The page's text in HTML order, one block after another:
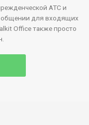
АТС и
общении для входящих
Office также просто